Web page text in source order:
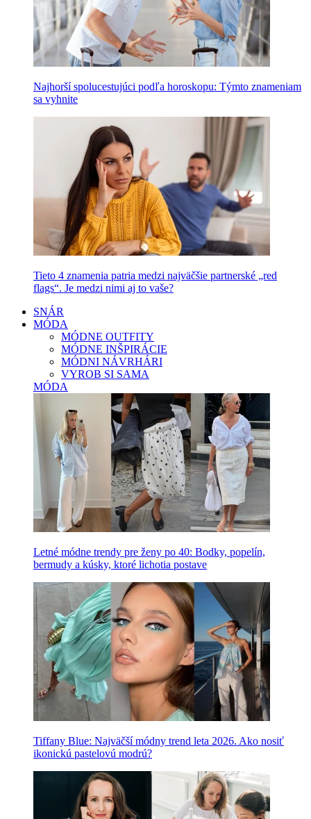
Najhorší spolucestujúci podľa horoskopu: Týmto znameniam
sa vyhnite
Tieto 4 znamenia patria medzi najväčšie partnerské „red
flags“. Je medzi nimi aj to vaše?
SNÁR
MÓDA
MÓDNE OUTFITY
MÓDNE INŠPIRÁCIE
MÓDNI NÁVRHÁRI
VYROB SI SAMA
MÓDA
Letné módne trendy pre ženy po 40: Bodky, popelín,
bermudy a kúsky, ktoré lichotia postave
Tiffany Blue: Najväčší módny trend leta 2026. Ako nosiť
ikonickú pastelovú modrú?